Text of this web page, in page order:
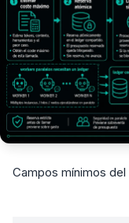
Campos mínimos del